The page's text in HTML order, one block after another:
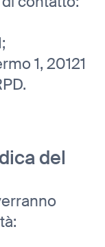
1, 20121
del